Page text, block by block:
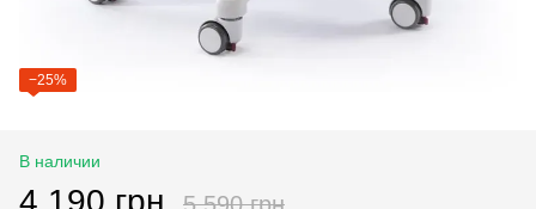
−25%
В наличии
4 190 грн